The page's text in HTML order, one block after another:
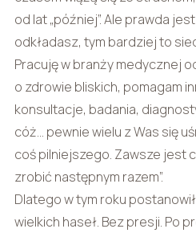
od lat „później”. Ale prawda
odkładasz, tym bardziej to
Pracuję w branży medycznej
o zdrowie bliskich, pomagam
konsultacje, badania,
cóż… pewnie wielu z Was się
coś pilniejszego. Zawsze jest
zrobić następnym razem”.
Dlatego w tym roku
wielkich haseł. Bez presji. Po